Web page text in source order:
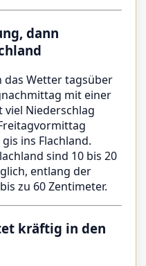
dann
Wetter tagsüber
mit einer
Niederschlag
ins Flachland.
sind 10 bis 20
entlang der
zu 60 Zentimeter.
kräftig in den